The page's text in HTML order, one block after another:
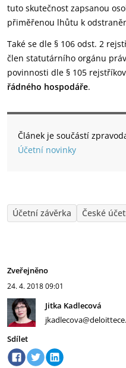
tuto skutečnost zapsanou
přiměřenou lhůtu k
Také se dle § 106 odst. 2
člen statutárního orgánu
povinnosti dle § 105
řádného hospodáře.
Článek je součástí
Účetní novinky
Účetní závěrka České
Zveřejněno
24. 4. 201809:01
Jitka Kadlecová
Sdílet